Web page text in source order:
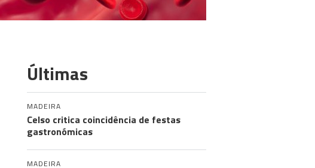
Últimas
MADEIRA
Celso critica coincidência de festas
gastronómicas
MADEIRA